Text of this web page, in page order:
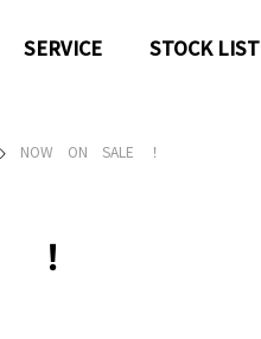
SERVICE STOCK LIST
NOW ON SALE ！
！